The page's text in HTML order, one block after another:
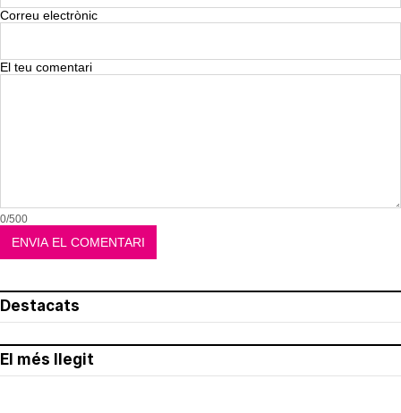
Correu electrònic
El teu comentari
0/500
Destacats
El més llegit